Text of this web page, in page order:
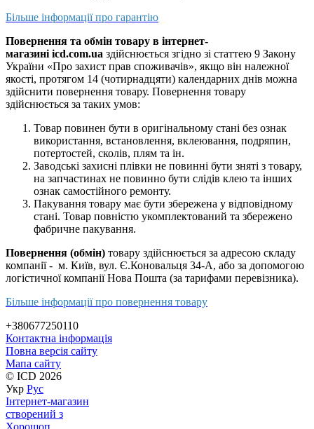
Більше інформації про гарантію
Повернення та обмін товару в інтернет-
магазині icd.com.ua здійснюється згідно зі статтею 9 Закону
України «Про захист прав споживачів», якщо він належної
якості, протягом 14 (чотирнадцяти) календарних днів можна
здійснити повернення товару. Повернення товару
здійснюється за таких умов:
Товар повинен бути в оригінальному стані без ознак
використання, встановлення, вклеювання, подряпин,
потертостей, сколів, плям та ін.
Заводські захисні плівки не повинні бути зняті з товару,
на запчастинах не повинно бути слідів клею та інших
ознак самостійного ремонту.
Пакування товару має бути збережена у відповідному
стані. Товар повністю укомплектований та збережено
фабричне пакування.
Повернення (обмін) товару здійснюється за адресою складу
компанії - м. Київ, вул. Є.Коновальця 34-А, або за допомогою
логістичної компанії Нова Пошта (за тарифами перевізника).
Більше інформації про повернення товару
+380677250110
Контактна інформація
Повна версія сайту
Мапа сайту
© ICD 2026
Укр Рус
Інтернет-магазин
створений з
Хорошоп